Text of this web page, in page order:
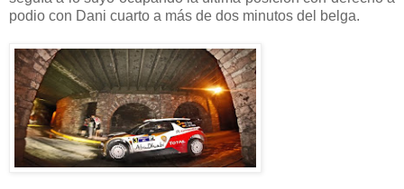
podio con Dani cuarto a más de dos minutos del belga.